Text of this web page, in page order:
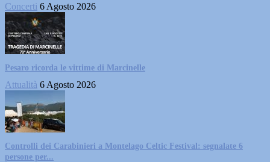
Concerti 6 Agosto 2026
Pesaro ricorda le vittime di Marcinelle
Attualità 6 Agosto 2026
Controlli dei Carabinieri a Montelago Celtic Festival: segnalate 6
persone per...